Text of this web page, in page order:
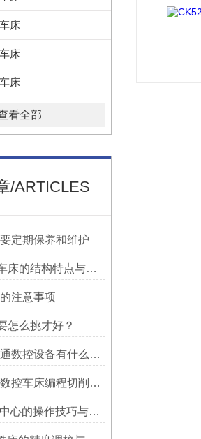
床
床
床
看全部
/ARTICLES
定期保养和维护
CA6140普通车床的结构特点与工作原理解析
注意事项
怎么挑才好？
四机机床和普通数控设备有什么区别？
哪些因素影响数控车床编程切削量？
VMC855加工中心的操作技巧与维护指南